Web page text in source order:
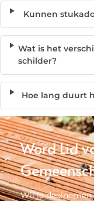
Kunnen
Wat is het
schilder?
Hoe lang duurt
Word Lid
Wil je deelnemen